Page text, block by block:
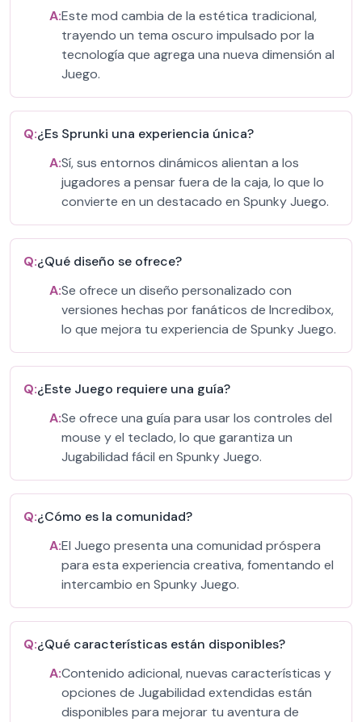
A:Este mod cambia de la estética tradicional,
trayendo un tema oscuro impulsado por la
tecnología que agrega una nueva dimensión al
Juego.
Q:¿Es Sprunki una experiencia única?
A:Sí, sus entornos dinámicos alientan a los
jugadores a pensar fuera de la caja, lo que lo
convierte en un destacado en Spunky Juego.
Q:¿Qué diseño se ofrece?
A:Se ofrece un diseño personalizado con
versiones hechas por fanáticos de Incredibox,
lo que mejora tu experiencia de Spunky Juego.
Q:¿Este Juego requiere una guía?
A:Se ofrece una guía para usar los controles del
mouse y el teclado, lo que garantiza un
Jugabilidad fácil en Spunky Juego.
Q:¿Cómo es la comunidad?
A:El Juego presenta una comunidad próspera
para esta experiencia creativa, fomentando el
intercambio en Spunky Juego.
Q:¿Qué características están disponibles?
A:Contenido adicional, nuevas características y
opciones de Jugabilidad extendidas están
disponibles para mejorar tu aventura de